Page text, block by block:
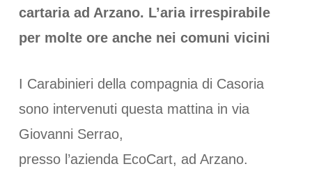
cartaria ad Arzano. L’aria irrespirabile
per molte ore anche nei comuni vicini
I Carabinieri della compagnia di Casoria
sono intervenuti questa mattina in via
Giovanni Serrao,
presso l’azienda EcoCart, ad Arzano.